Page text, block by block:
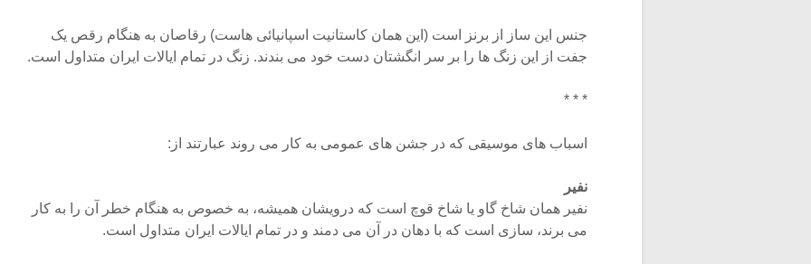
جنس این ساز از برنز است (این همان کاستانیت اسپانیائی هاست) رقاصان به هنگام رقص یک
جفت از این زنگ ها را بر سر انگشتان دست خود می بندند. زنگ در تمام ایالات ایران متداول است.
* * *
اسباب های موسیقی که در جشن های عمومی به کار می روند عبارتند از:
نفیر
نفیر همان شاخ گاو یا شاخ قوچ است که درویشان همیشه، به خصوص به هنگام خطر آن را به کار
می برند، سازی است که با دهان در آن می دمند و در تمام ایالات ایران متداول است.